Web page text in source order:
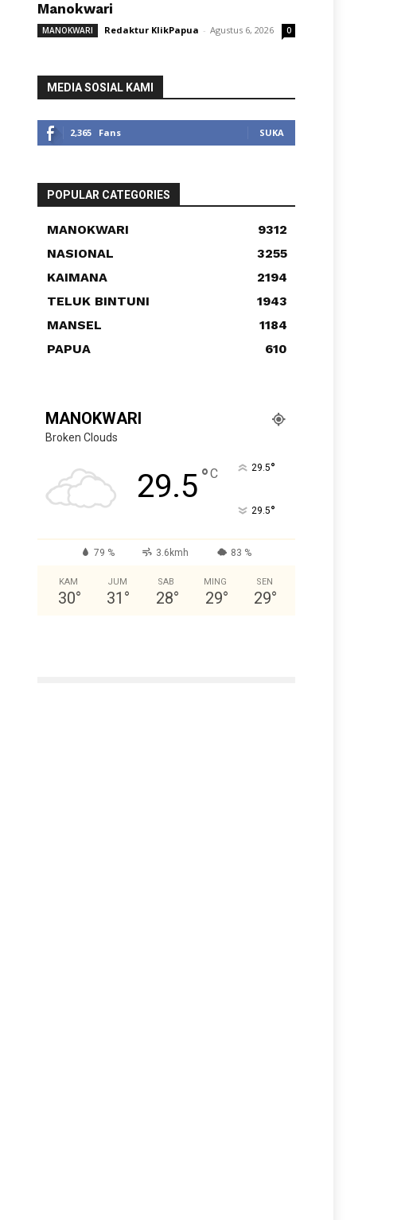
Manokwari
MANOKWARI Redaktur KlikPapua - Agustus 6, 2026 0
MEDIA SOSIAL KAMI
2,365 Fans SUKA
POPULAR CATEGORIES
MANOKWARI
9312
NASIONAL
3255
KAIMANA
2194
TELUK BINTUNI
1943
MANSEL
1184
PAPUA
610
MANOKWARI
Broken Clouds
29.5°C 29.5°
29.5°
79 % 3.6kmh 83 %
KAM
30°
JUM
31 °
SAB
28°
MING
29°
SEN
29°